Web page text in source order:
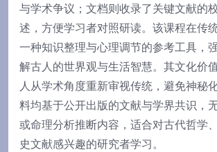
与学术争议；文档则收录了关键文献的
述，方便学习者对照研读。该课程在传
一种知识整理与心理调节的参考工具，
解古人的世界观与生活智慧。其文化价
人从学术角度重新审视传统，避免神秘
料均基于公开出版的文献与学界共识，
或命理分析推断内容，适合对古代哲学
史文献感兴趣的研究者学习。